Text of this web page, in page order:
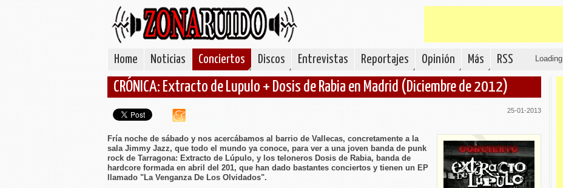
Home Noticias Conciertos Discos Entrevistas Reportajes Opinión Más RSS Loading
CRÓNICA: Extracto de Lupulo + Dosis de Rabia en Madrid (Diciembre de 2012)
25-01-2013
Fría noche de sábado y nos acercábamos al barrio de Vallecas, concretamente a la
sala Jimmy Jazz, que todo el mundo ya conoce, para ver a una joven banda de punk
rock de Tarragona: Extracto de Lúpulo, y los teloneros Dosis de Rabia, banda de
hardcore formada en abril del 201, que han dado bastantes conciertos y tienen un EP
llamado "La Venganza De Los Olvidados".